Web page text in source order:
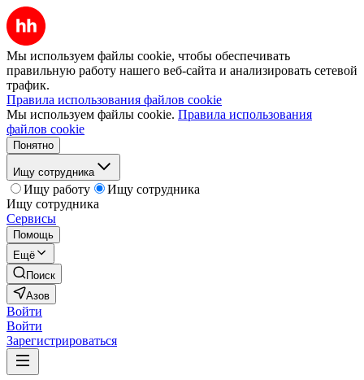
Мы используем файлы cookie, чтобы обеспечивать
правильную работу нашего веб-сайта и анализировать сетевой
трафик.
Правила использования файлов cookie
Мы используем файлы cookie. Правила использования
файлов cookie
Понятно
Ищу сотрудника
Ищу работу
Ищу сотрудника
Ищу сотрудника
Сервисы
Помощь
Ещё
Поиск
Азов
Войти
Войти
Зарегистрироваться